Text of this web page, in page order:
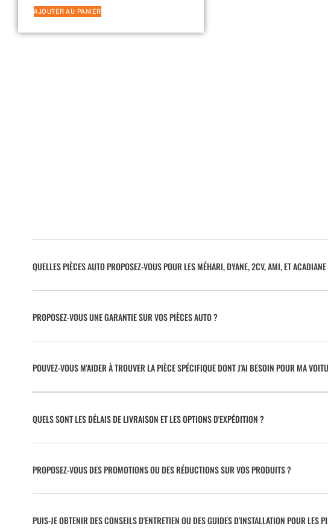
AJOUTER AU PANIER
QUELLES PIÈCES AUTO PROPOSEZ-VOUS POUR LES MÉHARI, DYANE, 2CV, AMI, ET
PROPOSEZ-VOUS UNE GARANTIE SUR VOS PIÈCES AUTO ?
POUVEZ-VOUS M'AIDER À TROUVER LA PIÈCE SPÉCIFIQUE DONT J'AI BESOIN POUR MA
QUELS SONT LES DÉLAIS DE LIVRAISON ET LES OPTIONS D'EXPÉDITION ?
PROPOSEZ-VOUS DES PROMOTIONS OU DES RÉDUCTIONS SUR VOS PRODUITS ?
PUIS-JE OBTENIR DES CONSEILS D'ENTRETIEN OU DES GUIDES D'INSTALLATION POUR LES